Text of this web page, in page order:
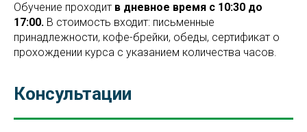
Обучение проходит в дневное время с 10:30 до
17:00. В стоимость входит: письменные
принадлежности, кофе-брейки, обеды, сертификат о
прохождении курса с указанием количества часов.
Консультации